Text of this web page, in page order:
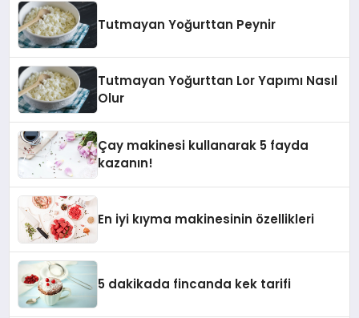
Tutmayan Yoğurttan Peynir
Tutmayan Yoğurttan Lor Yapımı Nasıl
Olur
Çay makinesi kullanarak 5 fayda
kazanın!
En iyi kıyma makinesinin özellikleri
5 dakikada fincanda kek tarifi